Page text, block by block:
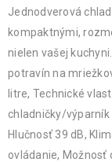
Jednodverová
kompaktnými,
nielen vašej
potravín na
litre, Technické
chladničky/výparník
Hlučnosť 39 dB,
ovládanie, Možnosť